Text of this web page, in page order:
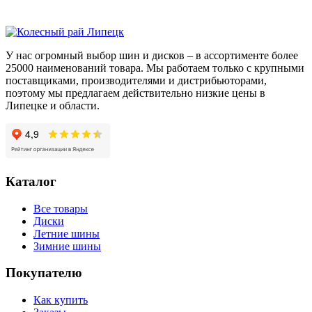
Y
У нас огромный выбор шин и дисков – в ассортименте более
25000 наименований товара. Мы работаем только с крупными
поставщиками, производителями и дистрибьюторами,
поэтому мы предлагаем действительно низкие цены в
Липецке и области.
Каталог
Все товары
Диски
Летние шины
Зимние шины
Покупателю
Как купить